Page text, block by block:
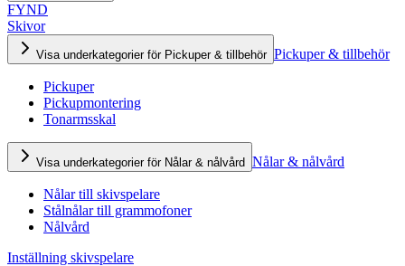
FYND
Skivor
Visa underkategorier för Pickuper & tillbehör Pickuper & tillbehör
Pickuper
Pickupmontering
Tonarmsskal
Visa underkategorier för Nålar & nålvård Nålar & nålvård
Nålar till skivspelare
Stålnålar till grammofoner
Nålvård
Inställning skivspelare